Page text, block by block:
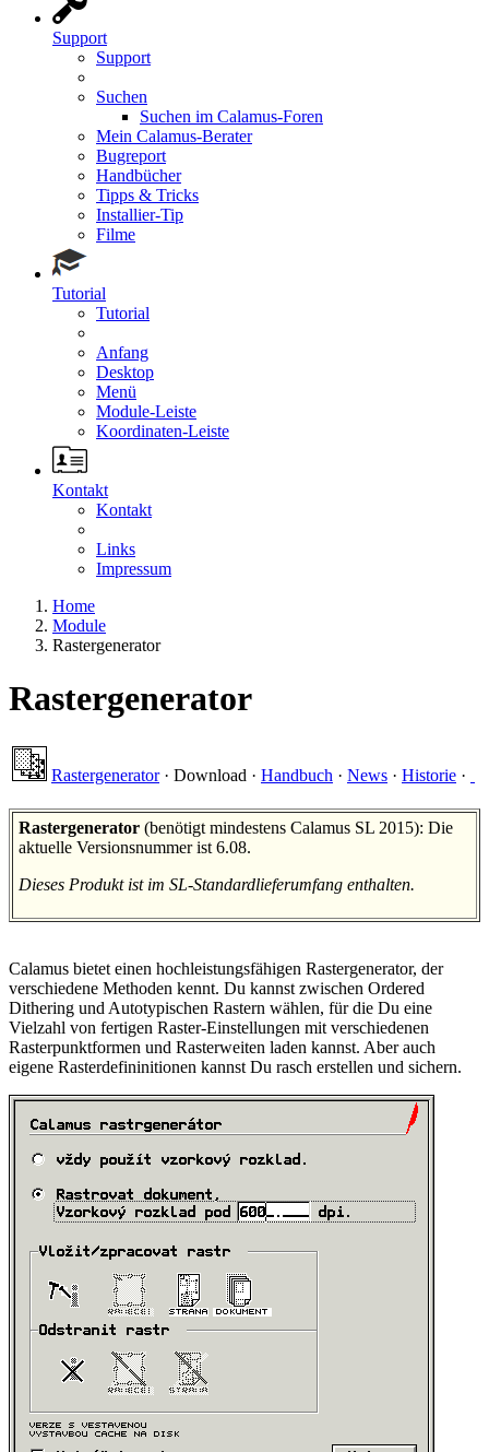
Support
Support
Suchen
Suchen im Calamus-Foren
Mein Calamus-Berater
Bugreport
Handbücher
Tipps & Tricks
Installier-Tip
Filme
Tutorial
Tutorial
Anfang
Desktop
Menü
Module-Leiste
Koordinaten-Leiste
Kontakt
Kontakt
Links
Impressum
Home
Module
Rastergenerator
Rastergenerator
Rastergenerator· Download · Handbuch · News · Historie ·
Rastergenerator (benötigt mindestens Calamus SL 2015): Die
aktuelle Versionsnummer ist 6.08.
Dieses Produkt ist im SL-Standardlieferumfang enthalten.
Calamus bietet einen hochleistungsfähigen Rastergenerator, der
verschiedene Methoden kennt. Du kannst zwischen Ordered
Dithering und Autotypischen Rastern wählen, für die Du eine
Vielzahl von fertigen Raster-Einstellungen mit verschiedenen
Rasterpunktformen und Rasterweiten laden kannst. Aber auch
eigene Rasterdefininitionen kannst Du rasch erstellen und sichern.